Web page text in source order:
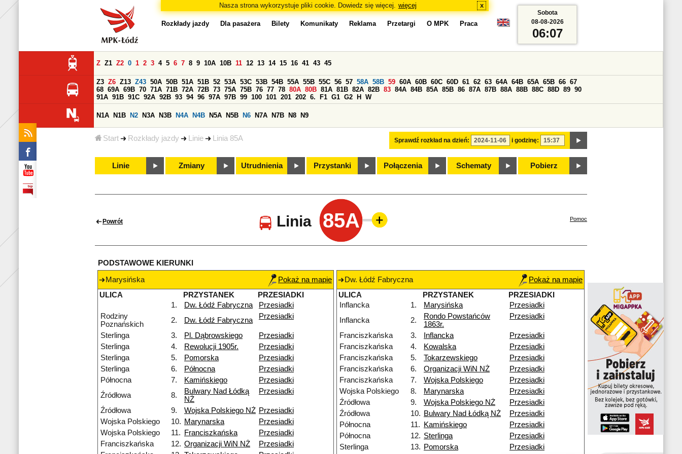
Nasza strona wykorzystuje pliki cookie. Dowiedz się więcej. więcej x
Start Rozkłady jazdy Linie Linia 85A
Rozkłady jazdy Dla pasażera Bilety Komunikaty Reklama Przetargi O MPK Praca
Sprawdź rozkład na dzień: i godzinę:
Z Z1 Z2 0 1 2 3 4 5 6 7 8 9 10A 10B 11 12 13 14 15 16 41 43 45
Z3 Z6 Z13 Z43 50A 50B 51A 51B 52 53A 53C 53B 54B 55A 55B 55C 56 57 58A 58B 59 60A 60B 60C 60D 61 62 63 64A 64B 65A 65B 66 67
68 69A 69B 70 71A 71B 72A 72B 73 75A 75B 76 77 78 80A 80B 81A 81B 82A 82B 83 84A 84B 85A 85B 86 87A 87B 88A 88B 88C 88D 89 90
91A 91B 91C 92A 92B 93 94 96 97A 97B 99 100 101 201 202 6. F1 G1 G2 H W
N1A N1B N2 N3A N3B N4A N4B N5A N5B N6 N7A N7B N8 N9
Linie Zmiany Utrudnienia Przystanki Połączenia Schematy Pobierz
Sobota
08-08-2026
06:07
Powrót Linia 85A Pomoc
PODSTAWOWE KIERUNKI
Marysińska
Pokaż na mapie
ULICA
PRZYSTANEK
PRZESIADKI
1.
Dw. Łódź Fabryczna
Przesiadki
Rodziny
Poznańskich
2. Dw. Łódź Fabryczna Przesiadki
Sterlinga 3. Pl. Dąbrowskiego
Przesiadki
Sterlinga
4. Rewolucji 1905r.
Przesiadki
Sterlinga
5. Pomorska
Przesiadki
Sterlinga
6. Północna
Przesiadki
Północna
7. Kamińskiego
Przesiadki
Źródłowa
8.
Bulwary Nad Łódką
NŻ
Przesiadki
Źródłowa 9. Wojska Polskiego NŻ Przesiadki
Wojska Polskiego
10. Marynarska
Przesiadki
Wojska Polskiego
11. Franciszkańska
Przesiadki
Franciszkańska
12. Organizacji WiN NŻ
Przesiadki
Dw. Łódź Fabryczna
Pokaż na mapie
ULICA
PRZYSTANEK
PRZESIADKI
Inflancka
1. Marysińska
Przesiadki
Inflancka
2.
Rondo Powstańców
1863r.
Przesiadki
Franciszkańska 3. Inflancka
Przesiadki
Franciszkańska
4. Kowalska
Przesiadki
Franciszkańska
5. Tokarzewskiego
Przesiadki
Franciszkańska
6. Organizacji WiN NŻ
Przesiadki
Franciszkańska
7. Wojska Polskiego
Przesiadki
Wojska Polskiego
8. Marynarska
Przesiadki
Źródłowa
9. Wojska Polskiego NŻ
Przesiadki
Źródłowa
10. Bulwary Nad Łódką NŻ
Przesiadki
Północna
11. Kamińskiego
Przesiadki
Północna
12. Sterlinga
Przesiadki
Sterlinga
13. Pomorska Przesiadki